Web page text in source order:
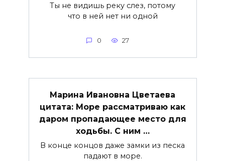
Ты не видишь реку слез, потому
что в ней нет ни одной
0 27
Марина Ивановна Цветаева
цитата: Море рассматриваю как
даром пропадающее место для
ходьбы. С ним …
В конце концов даже замки из песка
падают в море.